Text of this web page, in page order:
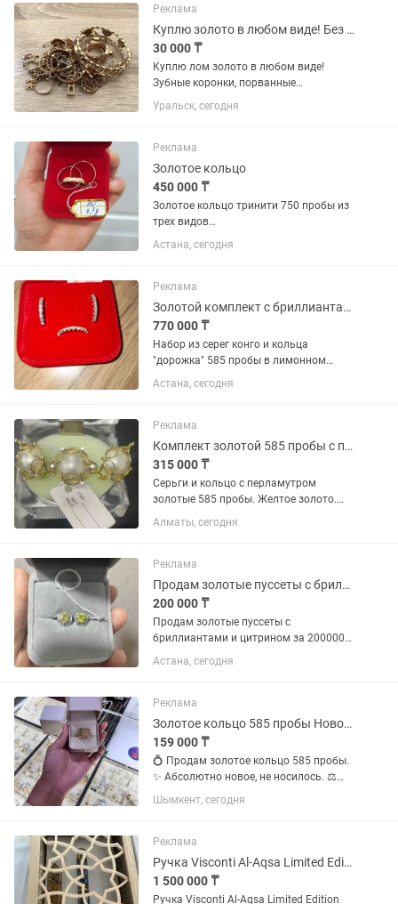
мелких поверхностных царапин, на
внешний вид...
Реклама
Куплю золото в любом виде! Без вреда кредитной истории!
30 000 ₸
Куплю лом золото в любом виде!
Зубные коронки, порванные
Сломанные кольца сережки цепочки
браслеты часы медали и ид! Работаю
и место, взвешиваю и деньги сразу
на...
Уральск, сегодня
Реклама
Золотое кольцо
450 000 ₸
Золотое кольцо тринити 750 пробы из
трех видов
золота:белое,лимонное,красное.
Реплика под бренд,вес 6.1 гр. Подойдет
Куплено в Дубае. Не подошел размер.
Торг...
Астана, сегодня
Реклама
Золотой комплект с бриллиантами.
770 000 ₸
Набор из серег конго и кольца
"дорожка" 585 пробы в лимонном
золоте с шикарными бриллиантами 57
огранки. Каждый бриллиант по 0.03 ct.
Сертификат есть. Общий вес 5.3...
Астана, сегодня
Реклама
Комплект золотой 585 пробы с перламутром. Желтое золото.
315 000 ₸
Серьги и кольцо с перламутром
золотые 585 пробы. Желтое золото.
Вес 8.3 грамма. Размер кольца 18.
Производитель Россия. Новый с
грамм.
Алматы, сегодня
Реклама
Продам золотые пуссеты с бриллиантами и цитрином
200 000 ₸
Продам золотые пуссеты с
бриллиантами и цитрином за 200000
тенге, покупала за 500$, вес 3,87 грамм
или равноценный обмен на кольцо,
Астана, сегодня
Реклама
Золотое кольцо 585 пробы Новое Размер 20,5 2,86 г
159 000 ₸
💍 Продам золотое кольцо 585 пробы.
✨ Абсолютно новое, не носилось. ⚖️
Вес: 2,86 г. 📏 Размер: 20,5. 🏷️ Бирка
сохранена. 🎁 В комплекте новая
Стильный современный...
Шымкент, сегодня
Реклама
Ручка Visconti Al-Aqsa Limited Edition (артикул Vs-658-18M)
1 500 000 ₸
Ручка Visconti Al-Aqsa Limited Edition